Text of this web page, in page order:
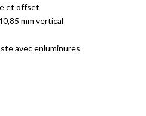
et offset
mm vertical
avec enluminures